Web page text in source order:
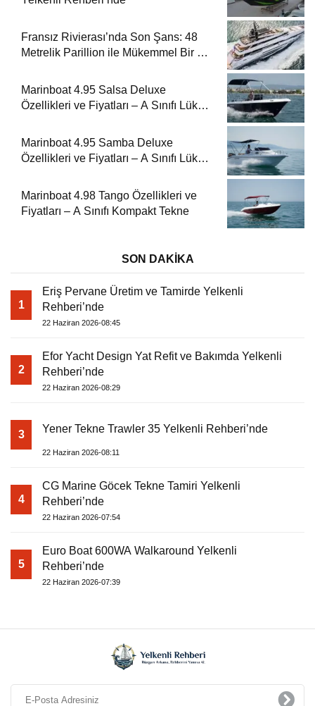
Fransız Rivierası’nda Son Şans: 48
Metrelik Parillion ile Mükemmel Bir Yat
Marinboat 4.95 Salsa Deluxe
Özellikleri ve Fiyatları – A Sınıfı Lüks
Marinboat 4.95 Samba Deluxe
Özellikleri ve Fiyatları – A Sınıfı Lüks
Marinboat 4.98 Tango Özellikleri ve
Fiyatları – A Sınıfı Kompakt Tekne
SON DAKİKA
1
Eriş Pervane Üretim ve Tamirde Yelkenli
Rehberi’nde
22 Haziran 2026-08:45
2
Efor Yacht Design Yat Refit ve Bakımda Yelkenli
Rehberi’nde
22 Haziran 2026-08:29
3 Yener Tekne Trawler 35 Yelkenli Rehberi’nde
22 Haziran 2026-08:11
4
CG Marine Göcek Tekne Tamiri Yelkenli
Rehberi’nde
22 Haziran 2026-07:54
5
Euro Boat 600WA Walkaround Yelkenli
Rehberi’nde
22 Haziran 2026-07:39